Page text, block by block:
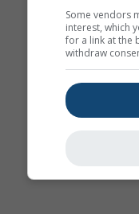
Some vendors
interest, which
for a link at the
withdraw